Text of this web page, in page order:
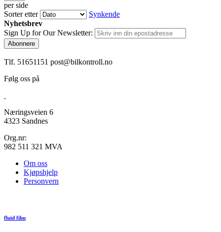
per side
Sorter etter
Synkende
Nyhetsbrev
Sign Up for Our Newsletter:
Abonnere
Tlf. 51651151 post@bilkontroll.no
Følg oss på
Næringsveien 6
4323 Sandnes
Org.nr:
982 511 321 MVA
Om oss
Kjøpshjelp
Personvern
fluid film